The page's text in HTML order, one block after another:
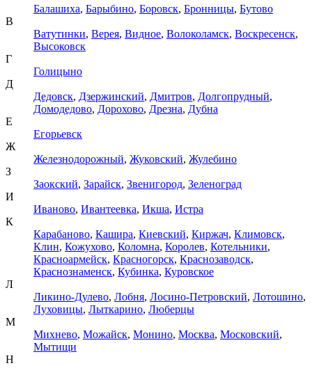
Балашиха, Барыбино, Боровск, Бронницы, Бутово
В
Ватутинки, Верея, Видное, Волоколамск, Воскресенск,
Высоковск
Г
Голицыно
Д
Дедовск, Дзержинский, Дмитров, Долгопрудный,
Домодедово, Дорохово, Дрезна, Дубна
Е
Егорьевск
Ж
Железнодорожный, Жуковский, Жулебино
З
Заокский, Зарайск, Звенигород, Зеленоград
И
Иваново, Ивантеевка, Икша, Истра
К
Карабаново, Кашира, Киевский, Киржач, Климовск,
Клин, Кожухово, Коломна, Королев, Котельники,
Красноармейск, Красногорск, Краснозаводск,
Краснознаменск, Кубинка, Куровское
Л
Ликино-Дулево, Лобня, Лосино-Петровский, Лотошино,
Луховицы, Лыткарино, Люберцы
М
Михнево, Можайск, Монино, Москва, Московский,
Мытищи
Н